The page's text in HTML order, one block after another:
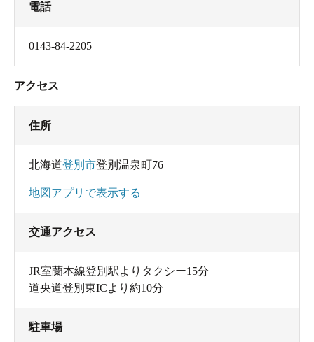
電話
0143-84-2205
アクセス
住所
北海道登別市登別温泉町76
地図アプリで表示する
交通アクセス
JR室蘭本線登別駅よりタクシー15分
道央道登別東ICより約10分
駐車場